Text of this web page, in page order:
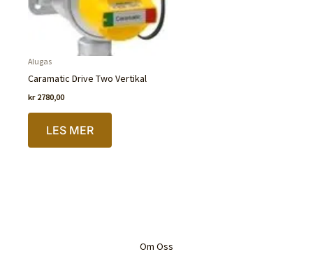
Alugas
Caramatic Drive Two Vertikal
kr2780,00
LES MER
Om Oss